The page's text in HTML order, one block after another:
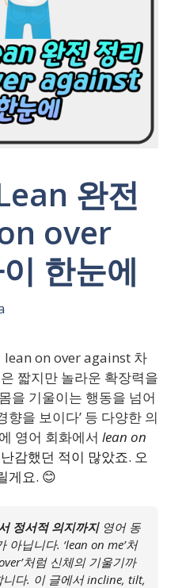
완전
over
한눈에
lean on over against 차
은 짧지만 놀라운 확장력을
을 기울이는 행동을 넘어
향을 보이다’ 등 다양한 의
영어 회화에서 lean on
감했던 적이 많았죠. 오
게요. 😊
정서적 의지까지영어 동
아닙니다. ‘lean on me’처
처럼 신체의 기울기까
다. 이 글에서incline, tilt,